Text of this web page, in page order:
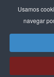
Usamos
navegar